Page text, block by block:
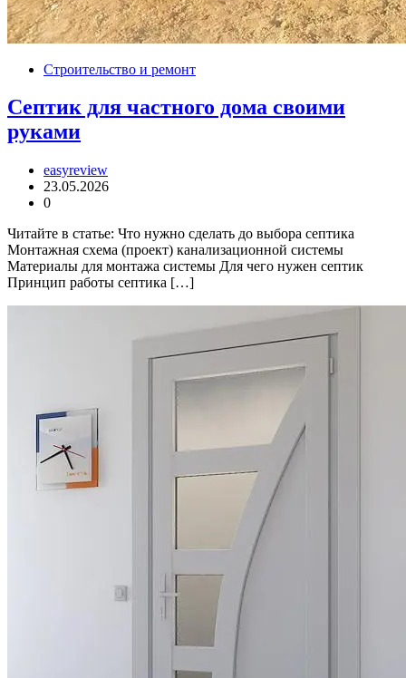
Строительство и ремонт
Септик для частного дома своими
руками
easyreview
23.05.2026
0
Читайте в статье: Что нужно сделать до выбора септика
Монтажная схема (проект) канализационной системы
Материалы для монтажа системы Для чего нужен септик
Принцип работы септика […]